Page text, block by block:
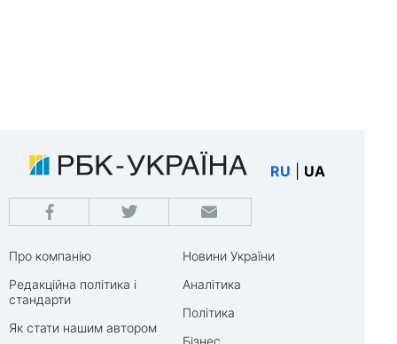
RU UA
Про компанію
Редакційна політика і
стандарти
Як стати нашим автором
Новини України
Аналітика
Політика
Бізнес